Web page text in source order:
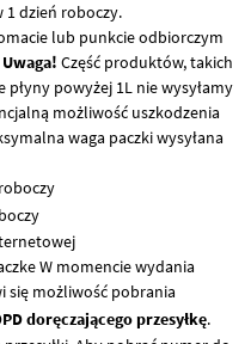
1 dzień roboczy.
lub punkcie odbiorczym
Uwaga! Część produktów, takich
płyny powyżej 1L nie wysyłamy
możliwość uszkodzenia
waga paczki wysyłana
W momencie wydania
się możliwość pobrania
doręczającego przesyłkę.